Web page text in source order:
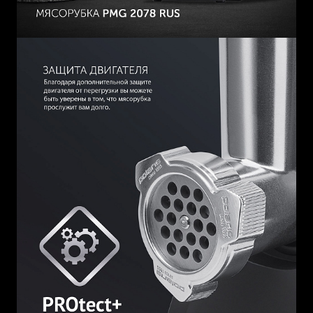
входят:
1) Два круглых диска из нержавеющей стали (5 мм и 7 мм)
для приготовления фарша разной консистенции.
2) Насадки для изготовления колбас и кеббе.
4) Пресс - толкатель.
Порадуйте семью и гостей блюдами ресторанного
уровня, приготовленными своими руками. Наслаждайтесь
процессом и результатом вместе с Поларис!